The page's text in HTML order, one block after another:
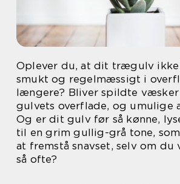
Oplever du, at dit trægulv
smukt og regelmæssigt i
længere? Bliver spildte væsker
gulvets overflade, og umulige
Og er dit gulv før så kønne,
til en grim gullig-grå tone,
at fremstå snavset, selv om du
så ofte?